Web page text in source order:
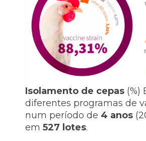
Isolamento de cepas (%)
diferentes programas de
num período de 4 anos
em 527 lotes.